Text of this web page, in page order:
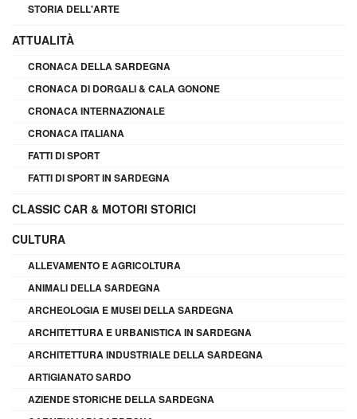
STORIA DELL'ARTE
ATTUALITÀ
CRONACA DELLA SARDEGNA
CRONACA DI DORGALI & CALA GONONE
CRONACA INTERNAZIONALE
CRONACA ITALIANA
FATTI DI SPORT
FATTI DI SPORT IN SARDEGNA
CLASSIC CAR & MOTORI STORICI
CULTURA
ALLEVAMENTO E AGRICOLTURA
ANIMALI DELLA SARDEGNA
ARCHEOLOGIA E MUSEI DELLA SARDEGNA
ARCHITETTURA E URBANISTICA IN SARDEGNA
ARCHITETTURA INDUSTRIALE DELLA SARDEGNA
ARTIGIANATO SARDO
AZIENDE STORICHE DELLA SARDEGNA